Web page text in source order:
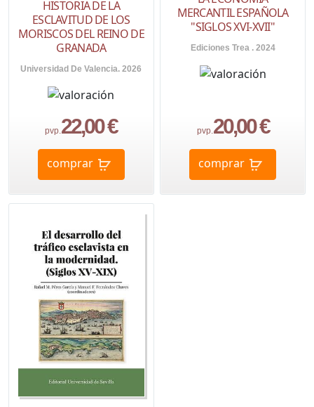
HISTORIA DE LA
ESCLAVITUD DE LOS
MORISCOS DEL REINO DE
GRANADA
Universidad De Valencia. 2026
pvp.22,00 €
comprar
MERCANTIL ESPAÑOLA
"SIGLOS XVI-XVII"
Ediciones Trea . 2024
pvp.20,00 €
comprar